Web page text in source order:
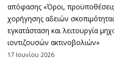
απόφασης «Όροι,
χορήγησης αδειών
εγκατάσταση και λειτουργία
ιοντιζουσών ακτινοβολιών»
17 Ιουνίου 2026